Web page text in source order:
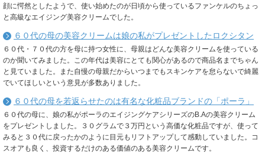
顔に愕然としたようで、使い始めたのが日頃から使っているファンケルのちょっ
と高級なエイジング美容クリームでした。
６０代の母の美容クリームは娘の私がプレゼントしたロクシタン
６０代・７０代の方を母に持つ女性に、母親はどんな美容クリームを使っている
のか聞いてみました。この年代は美容にとても関心があるので商品名までちゃん
と見ていました。また自慢の母親だからいつまでもスキンケアを怠らないで綺麗
でいてほしいという意見が多数ありました。
６０代の母を若返らせたのは有名な化粧品ブランドの「ポーラ」
６０代の母に、娘の私がポーラのエイジングケアシリーズのB.Aの美容クリーム
をプレゼントしました。３０グラムで３万円という高価な化粧品ですが、使って
みると３０代に戻ったかのように目元もリフトアップして感動していました。コ
スオアも良く、投資するだけのある価値のある美容クリームです。